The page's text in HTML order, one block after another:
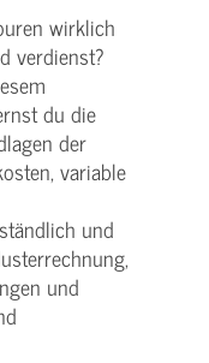
wirklich
verdienst?
du die
der
variable
und
und